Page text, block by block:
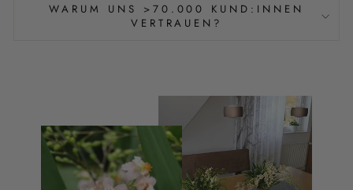
WARUM UNS >70.000 KUND:INNEN
VERTRAUEN?